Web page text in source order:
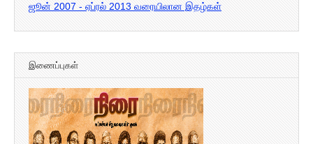
ஜூன் 2007 - ஏப்ரல் 2013 வரையிலான இதழ்கள்
இணைப்புகள்